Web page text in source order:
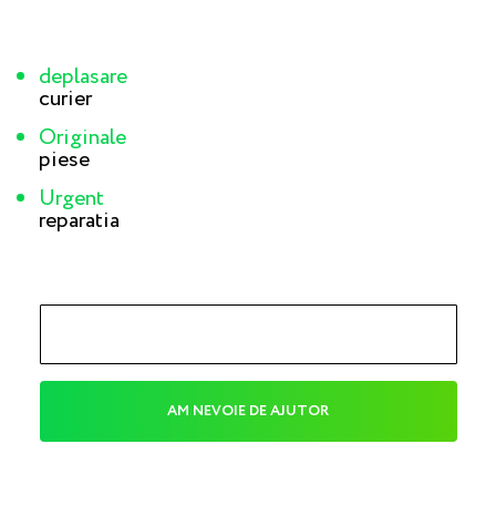
deplasare
curier
Originale
piese
Urgent
reparatia